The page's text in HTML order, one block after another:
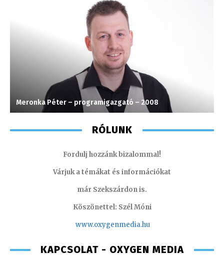
Meronka Péter – programigazgató – 2008
RÓLUNK
Fordulj hozzánk bizalommal!
Várjuk a témákat és információkat
már Szekszárdon is.
Köszönettel: Szél Móni
www.oxygenmedia.hu
KAPCSOLAT - OXYGEN MEDIA